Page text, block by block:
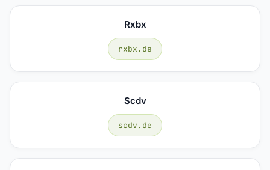
Rxbx
rxbx.de
Scdv
scdv.de